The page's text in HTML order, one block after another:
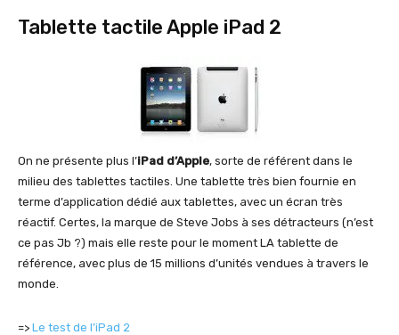
Tablette tactile Apple iPad 2
On ne présente plus l’iPad d’Apple, sorte de référent dans le
milieu des tablettes tactiles. Une tablette très bien fournie en
terme d’application dédié aux tablettes, avec un écran très
réactif. Certes, la marque de Steve Jobs à ses détracteurs (n’est
ce pas Jb ?) mais elle reste pour le moment LA tablette de
référence, avec plus de 15 millions d’unités vendues à travers le
monde.
=> Le test de l’iPad 2